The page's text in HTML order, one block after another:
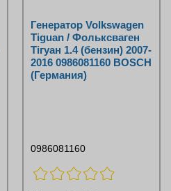
Генератор Volkswagen
Tiguan / Фольксваген
Тігуан 1.4 (бензин) 2007-
2016 0986081160 BOSCH
(Германия)
0986081160